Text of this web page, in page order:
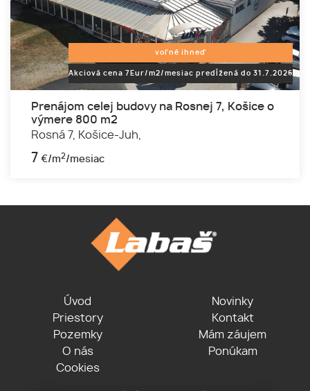
voľné ihneď
Akciová cena 7Eur/m2/mesiac predĺžená do 31.7.2026
Prenájom celej budovy na Rosnej 7, Košice o
výmere 800 m2
Rosná 7, Košice-Juh,
7 €/m2/mesiac
Úvod
Priestory
Pozemky
O nás
Cookies
Novinky
Kontakt
Mám záujem
Ponúkam